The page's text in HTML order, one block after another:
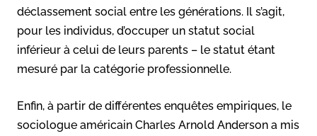
déclassement social entre les générations. Il s’agit,
pour les individus, d’occuper un statut social
inférieur à celui de leurs parents – le statut étant
mesuré par la catégorie professionnelle.
Enfin, à partir de différentes enquêtes empiriques, le
sociologue américain Charles Arnold Anderson a mis